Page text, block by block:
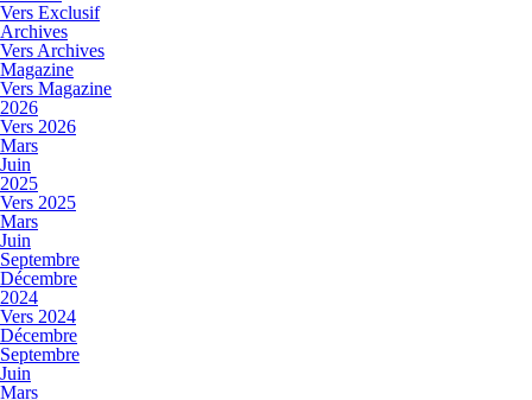
Vers Exclusif
Archives
Vers Archives
Magazine
Vers Magazine
2026
Vers 2026
Mars
Juin
2025
Vers 2025
Mars
Juin
Septembre
Décembre
2024
Vers 2024
Décembre
Septembre
Juin
Mars